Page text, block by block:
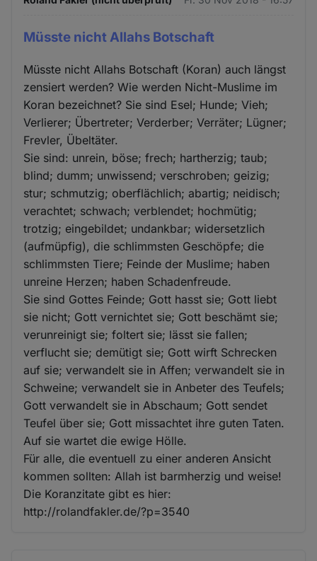
Müsste nicht Allahs Botschaft
Müsste nicht Allahs Botschaft (Koran) auch längst
zensiert werden? Wie werden Nicht-Muslime im
Koran bezeichnet? Sie sind Esel; Hunde; Vieh;
Verlierer; Übertreter; Verderber; Verräter; Lügner;
Frevler, Übeltäter.
Sie sind: unrein, böse; frech; hartherzig; taub;
blind; dumm; unwissend; verschroben; geizig;
stur; schmutzig; oberflächlich; abartig; neidisch;
verachtet; schwach; verblendet; hochmütig;
trotzig; eingebildet; undankbar; widersetzlich
(aufmüpfig), die schlimmsten Geschöpfe; die
schlimmsten Tiere; Feinde der Muslime; haben
unreine Herzen; haben Schadenfreude.
Sie sind Gottes Feinde; Gott hasst sie; Gott liebt
sie nicht; Gott vernichtet sie; Gott beschämt sie;
verunreinigt sie; foltert sie; lässt sie fallen;
verflucht sie; demütigt sie; Gott wirft Schrecken
auf sie; verwandelt sie in Affen; verwandelt sie in
Schweine; verwandelt sie in Anbeter des Teufels;
Gott verwandelt sie in Abschaum; Gott sendet
Teufel über sie; Gott missachtet ihre guten Taten.
Auf sie wartet die ewige Hölle.
Für alle, die eventuell zu einer anderen Ansicht
kommen sollten: Allah ist barmherzig und weise!
Die Koranzitate gibt es hier:
http://rolandfakler.de/?p=3540